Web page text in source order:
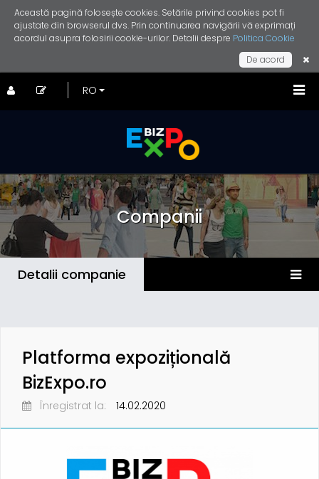
Această pagină folosește cookies. Setările privind cookies pot fi
ajustate din browserul dvs. Prin continuarea navigării vă exprimați
acordul asupra folosirii cookie-urilor. Detalii despre Politica Cookie
De acord
Companii
Detalii companie
Platforma expozițională
BizExpo.ro
Înregistrat la: 14.02.2020